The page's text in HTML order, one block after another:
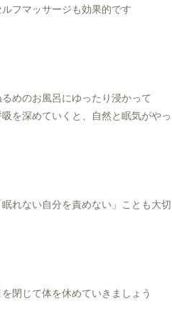
ルフマッサージも効果的です
るめのお風呂にゆったり浸かって
吸を深めていくと、自然と眠気がや
眠れない自分を責めない」ことも大切
を閉じて体を休めていきましょう